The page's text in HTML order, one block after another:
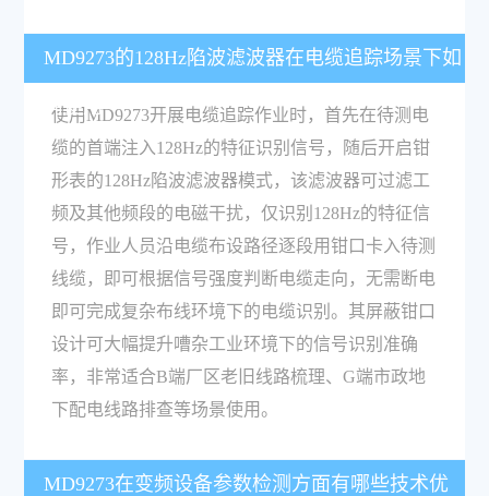
MD9273的128Hz陷波滤波器在电缆追踪场景下如
何使用？
使用MD9273开展电缆追踪作业时，首先在待测电
缆的首端注入128Hz的特征识别信号，随后开启钳
形表的128Hz陷波滤波器模式，该滤波器可过滤工
频及其他频段的电磁干扰，仅识别128Hz的特征信
号，作业人员沿电缆布设路径逐段用钳口卡入待测
线缆，即可根据信号强度判断电缆走向，无需断电
即可完成复杂布线环境下的电缆识别。其屏蔽钳口
设计可大幅提升嘈杂工业环境下的信号识别准确
率，非常适合B端厂区老旧线路梳理、G端市政地
下配电线路排查等场景使用。
MD9273在变频设备参数检测方面有哪些技术优